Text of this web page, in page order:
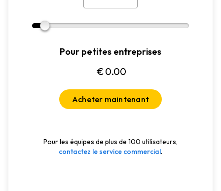
Pour petites entreprises
€0.00
Acheter maintenant
Pour les équipes de plus de 100 utilisateurs,
contactez le service commercial.